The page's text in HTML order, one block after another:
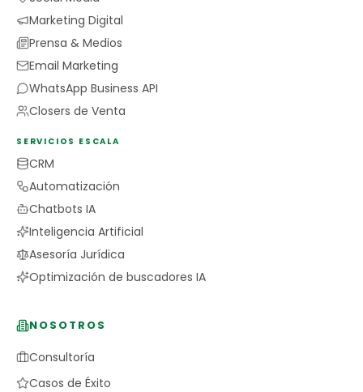
Marketing Digital
Prensa & Medios
Email Marketing
WhatsApp Business API
Closers de Venta
SERVICIOS ESCALA
CRM
Automatización
Chatbots IA
Inteligencia Artificial
Asesoría Jurídica
Optimización de buscadores IA
NOSOTROS
Consultoría
Casos de Éxito